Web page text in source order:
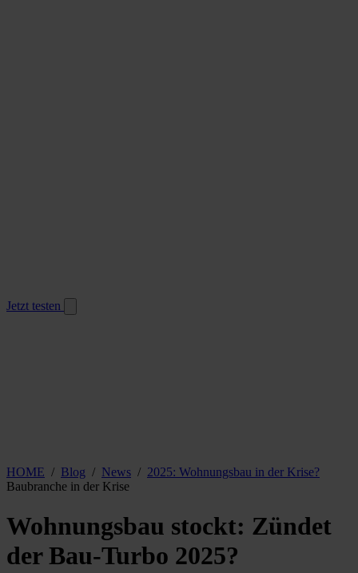
Jetzt testen
HOME / Blog / News / 2025: Wohnungsbau in der Krise?
Baubranche in der Krise
Wohnungsbau stockt: Zündet
der Bau-Turbo 2025?